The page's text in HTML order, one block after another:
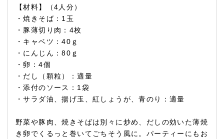
【材料】（4人分）
・焼きそば：1玉
・豚薄切り肉：4枚
・キャベツ：40ｇ
・にんじん：80ｇ
・卵：4個
・だし（顆粒）：適量
・添付のソース：1袋
・サラダ油、揚げ玉、紅しょうが、青のり：適量
野菜や豚肉、焼きそばは別々に炒め、だしの効いた薄焼
き卵でくるっと巻いてごちそう風に。パーティーにもお